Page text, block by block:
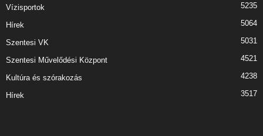
Vízisportok 5235
Hírek 5064
Szentesi VK 5031
Szentesi Művelődési Központ 4521
Kultúra és szórakozás 4238
Hírek 3517